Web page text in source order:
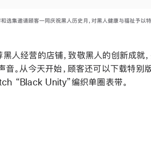
集邀请顾客一同庆祝黑人历史月，对黑人健康与福祉予以特
人经营的店铺，致敬黑人的创新成就
。从今天开始，顾客还可以下载特别
“Black Unity”编织单圈表带。